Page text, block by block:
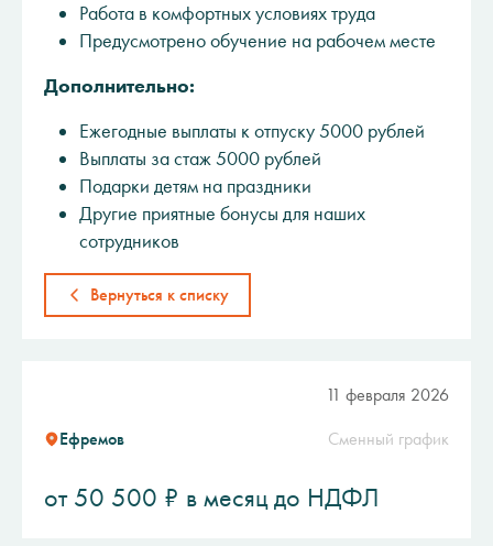
Работа в комфортных условиях труда
Предусмотрено обучение на рабочем месте
Дополнительно:
Ежегодные выплаты к отпуску 5000 рублей
Выплаты за стаж 5000 рублей
Подарки детям на праздники
Другие приятные бонусы для наших
сотрудников
Вернуться к списку
11 февраля 2026
Ефремов Сменный график
от 50 500 ₽ в месяц до НДФЛ